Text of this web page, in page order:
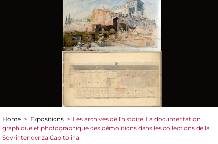
You are here
Home > Expositions > Les archives de l'histoire. La documentation
graphique et photographique des démolitions dans les collections de la
Sovrintendenza Capitolina